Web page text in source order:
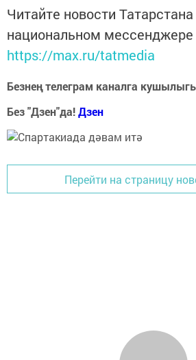
Читайте новости
национальном
https://max.ru/tatmedia
Безнең телеграм каналга
Без "Дзен"да!Дзен
Перейти на страницу